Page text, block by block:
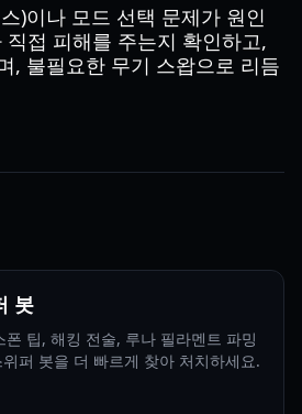
)이나 모드 선택 문제가 원인
접 피해를 주는지 확인하고,
, 불필요한 무기 스왑으로 리듬
봇
팁, 해킹 전술, 루나 필라멘트 파밍
퍼 봇을 더 빠르게 찾아 처치하세요.